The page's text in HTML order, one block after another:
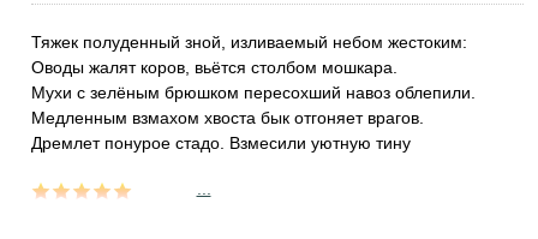
Тяжек полуденный зной, изливаемый небом жестоким:
Оводы жалят коров, вьётся столбом мошкара.
Мухи с зелёным брюшком пересохший навоз облепили.
Медленным взмахом хвоста бык отгоняет врагов.
Дремлет понурое стадо. Взмесили уютную тину